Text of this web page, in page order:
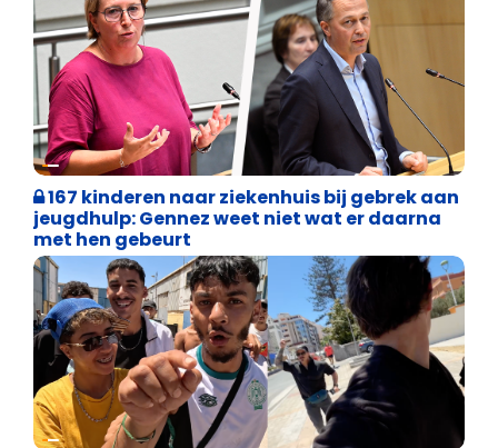
Binnenland politiek
167 kinderen naar ziekenhuis bij gebrek aan
jeugdhulp: Gennez weet niet wat er daarna
met hen gebeurt
Asiel en Migratie